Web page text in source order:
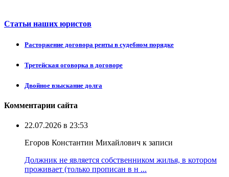
Статьи наших юристов
Расторжение договора ренты в судебном порядке
Третейская оговорка в договоре
Двойное взыскание долга
Комментарии сайта
22.07.2026 в 23:53
Егоров Константин Михайлович к записи
Должник не является собственником жилья, в котором
проживает (только прописан в н ...